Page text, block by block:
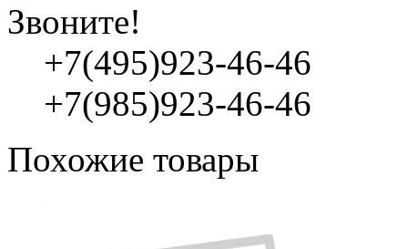
Звоните!
+7(495)923-46-46
+7(985)923-46-46
Похожие товары